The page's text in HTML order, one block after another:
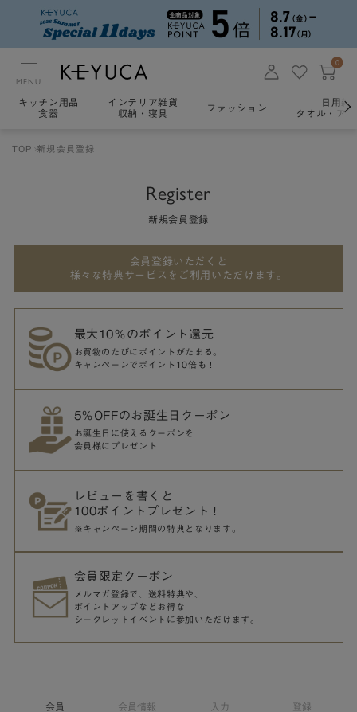
MENU
0
キッチン用品
食器
インテリア雑貨
収納・寝具
ファッション
日用雑
タオル・ア
TOP 新規会員登録
Register
新規会員登録
会員登録いただくと
様々な特典サービスをご利用いただけます。
最大10％のポイント還元
お買物のたびにポイントがたまる。
キャンペーンでポイント10倍も！
5％OFFのお誕生日クーポン
お誕生日に使えるクーポンを
会員様にプレゼント
レビューを書くと
100ポイントプレゼント！
※キャンペーン期間の特典となります。
会員限定クーポン
メルマガ登録で、送料特典や、
ポイントアップなどお得な
シークレットイベントに参加いただけます。
会員
会員情報
入力
登録